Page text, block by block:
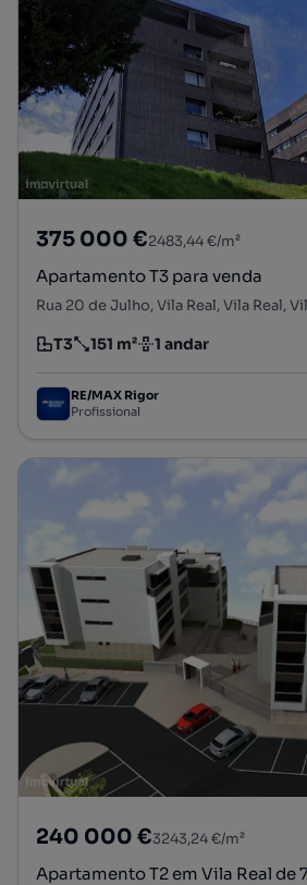
375 000 €2483,44 €/m²
Apartamento T3 para venda
Rua 20 de Julho, Vila Real, Vila Real,
Tipologia
T3
Preço por metro quadrado
151 m²
Andar 1 andar
RE/MAX Rigor
Profissional
240 000 €3243,24 €/m²
Apartamento T2 em Vila Real de